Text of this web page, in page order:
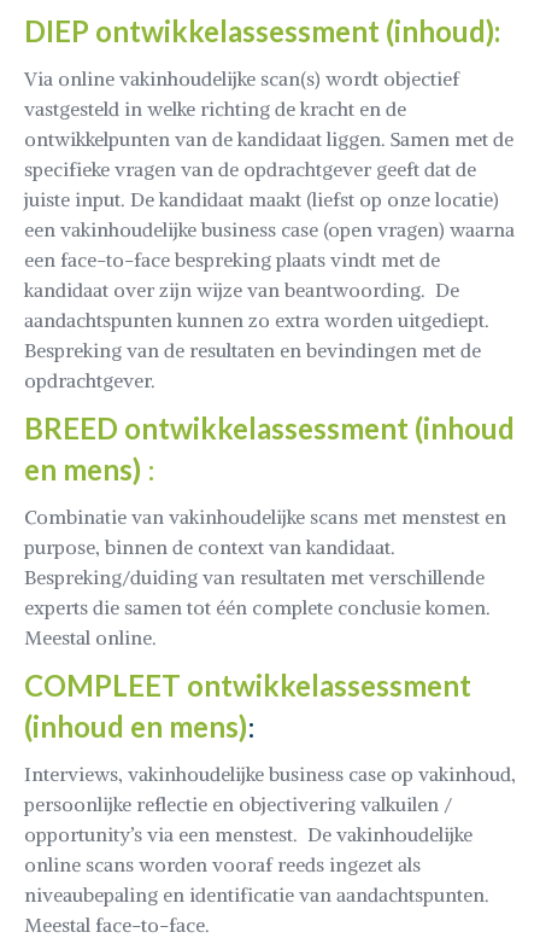
DIEP ontwikkelassessment (inhoud):
Via online vakinhoudelijke scan(s) wordt objectief
vastgesteld in welke richting de kracht en de
ontwikkelpunten van de kandidaat liggen. Samen met de
specifieke vragen van de opdrachtgever geeft dat de
juiste input. De kandidaat maakt (liefst op onze locatie)
een vakinhoudelijke business case (open vragen) waarna
een face-to-face bespreking plaats vindt met de
kandidaat over zijn wijze van beantwoording. De
aandachtspunten kunnen zo extra worden uitgediept.
Bespreking van de resultaten en bevindingen met de
opdrachtgever.
BREED ontwikkelassessment (inhoud
en mens) :
Combinatie van vakinhoudelijke scans met menstest en
purpose, binnen de context van kandidaat.
Bespreking/duiding van resultaten met verschillende
experts die samen tot één complete conclusie komen.
Meestal online.
COMPLEET ontwikkelassessment
(inhoud en mens):
Interviews, vakinhoudelijke business case op vakinhoud,
persoonlijke reflectie en objectivering valkuilen /
opportunity’s via een menstest. De vakinhoudelijke
online scans worden vooraf reeds ingezet als
niveaubepaling en identificatie van aandachtspunten.
Meestal face-to-face.